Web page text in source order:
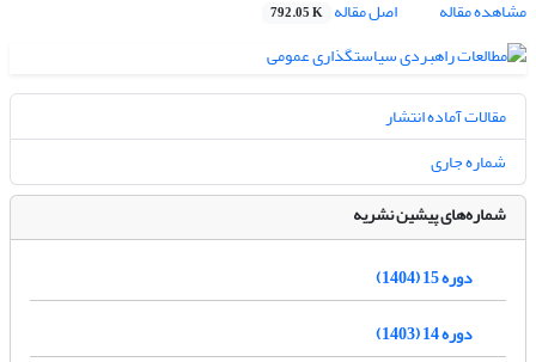
مشاهده مقاله
اصل مقاله 792.05 K
مقالات آماده انتشار
شماره جاری
شماره‌های پیشین نشریه
دوره 15 (1404)
دوره 14 (1403)